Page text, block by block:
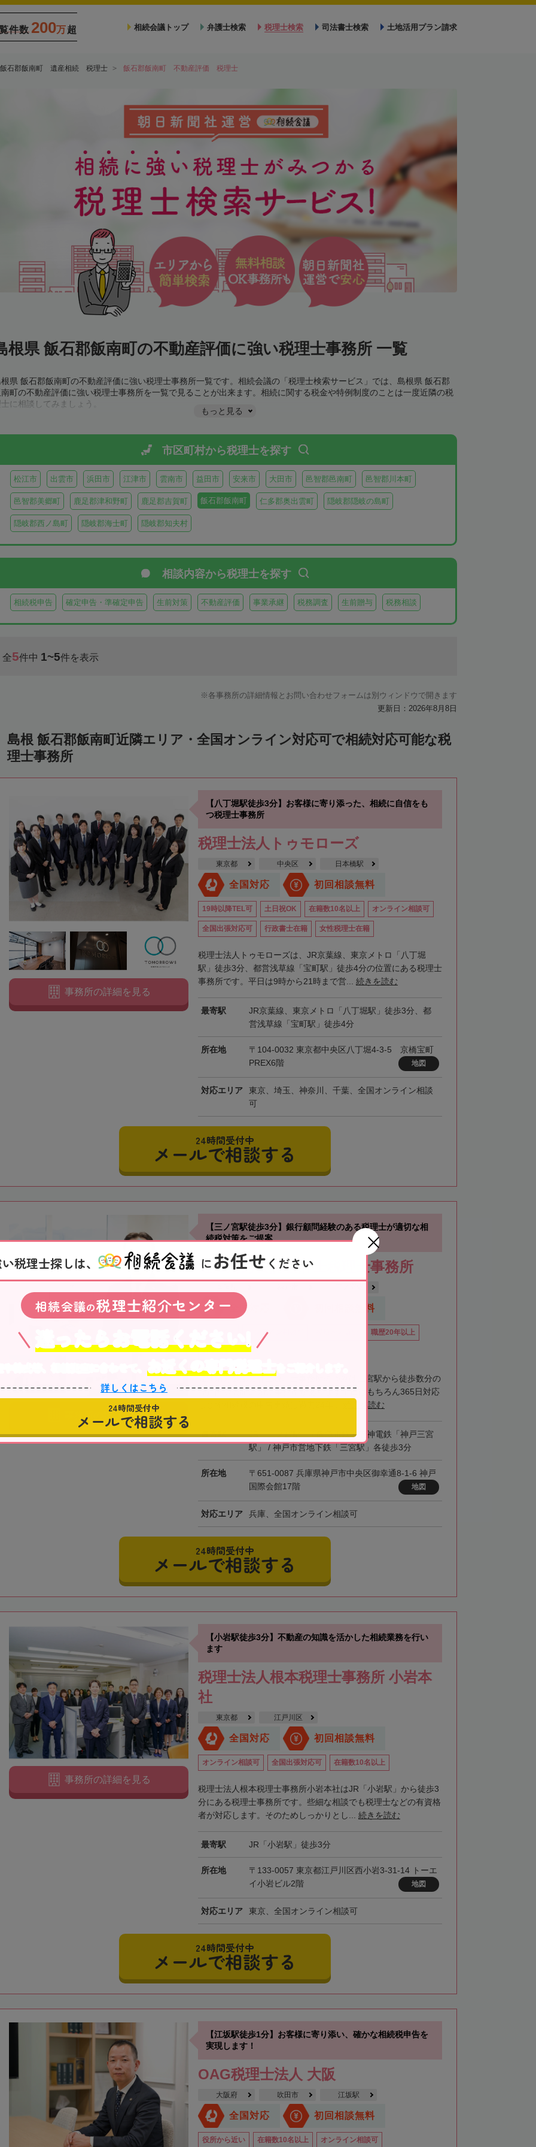
件数 200万超 相続会議トップ 弁護士検索 税理士検索 司法書士検索 土地活用プラン請求
飯石郡飯南町 遺産相続 税理士 飯石郡飯南町 不動産評価 税理士
根県 飯石郡飯南町の不動産評価に強い税理士事務所 一覧
県 飯石郡飯南町の不動産評価に強い税理士事務所一覧です。相続会議の「税理士検索サービス」では、島根県 飯石郡
町の不動産評価に強い税理士事務所を一覧で見ることが出来ます。相続に関する税金や特例制度のことは一度近隣の税
に相談してみましょう。
もっと見る
市区町村から税理士を探す
松江市 出雲市 浜田市 江津市 雲南市 益田市 安来市 大田市 邑智郡邑南町 邑智郡川本町
邑智郡美郷町 鹿足郡津和野町 鹿足郡吉賀町 飯石郡飯南町 仁多郡奥出雲町 隠岐郡隠岐の島町
隠岐郡西ノ島町 隠岐郡海士町 隠岐郡知夫村
相談内容から税理士を探す
相続税申告 確定申告・準確定申告 生前対策 不動産評価 事業承継 税務調査 生前贈与 税務相談
全5件中 1~5件を表示
各事務所の詳細情報とお問い合わせフォームは別ウィンドウで開きます
更新日：2026年8月8日
島根 飯石郡飯南町近隣エリア・全国オンライン対応可で相続対応可能な税
理士事務所
【八丁堀駅徒歩3分】お客様に寄り添った、相続に自信をも
つ税理士事務所
税理士法人トゥモローズ
東京都 中央区 日本橋駅
全国対応 初回相談無料
19時以降TEL可 土日祝OK 在籍数10名以上 オンライン相談可
全国出張対応可 行政書士在籍 女性税理士在籍
税理士法人トゥモローズは、JR京葉線、東京メトロ「八丁堀
駅」徒歩3分、都営浅草線「宝町駅」徒歩4分の位置にある税理士
事務所です。平日は9時から21時まで営... 続きを読む
最寄駅
JR京葉線、東京メトロ「八丁堀駅」徒歩3分、都
営浅草線「宝町駅」徒歩4分
所在地
〒104-0032 東京都中央区八丁堀4-3-5 京橋宝町
PREX6階
地図
対応エリア
東京、埼玉、神奈川、千葉、全国オンライン相談
可
事務所の詳細を見る
24時間受付中
メールで相談する
【三ノ宮駅徒歩3分】銀行顧問経験のある税理士が適切な相
続税対策をご提案
近江清秀公認会計士税理士事務所
全国対応 初回相談無料
オンライン相談可 職歴20年以上
駐車場あり
近江清秀公認会計士税理士事務所の強みは三宮駅から徒歩数分の
神戸国際会館17階に事務所があります土日はもちろん365日対応
続きを読む
最寄駅
JR「三ノ宮駅」 / 阪急電鉄・阪神電鉄「神戸三宮
駅」 / 神戸市営地下鉄「三宮駅」各徒歩3分
所在地
〒651-0087 兵庫県神戸市中央区御幸通8-1-6 神戸
国際会館17階
地図
対応エリア 兵庫、全国オンライン相談可
事務所の詳細を見る
24時間受付中
メールで相談する
【小岩駅徒歩3分】不動産の知識を活かした相続業務を行い
ます
税理士法人根本税理士事務所 小岩本
社
東京都 江戸川区
全国対応 初回相談無料
オンライン相談可 全国出張対応可 在籍数10名以上
税理士法人根本税理士事務所小岩本社はJR「小岩駅」から徒歩3
分にある税理士事務所です。些細な相談でも税理士などの有資格
者が対応します。そのためしっかりとし... 続きを読む
最寄駅 JR「小岩駅」徒歩3分
所在地
〒133-0057 東京都江戸川区西小岩3-31-14 トーエ
イ小岩ビル2階
地図
対応エリア 東京、全国オンライン相談可
事務所の詳細を見る
24時間受付中
メールで相談する
【江坂駅徒歩1分】お客様に寄り添い、確かな相続税申告を
実現します！
OAG税理士法人 大阪
大阪府 吹田市 江坂駅
全国対応 初回相談無料
役所から近い 在籍数10名以上 オンライン相談可
税理士探しは、 にお任せ ください
相続会議の税理士紹介センター
迷ったらお電話ください!
お近くの専門税理士
詳しくはこちら
24時間受付中
メールで相談する